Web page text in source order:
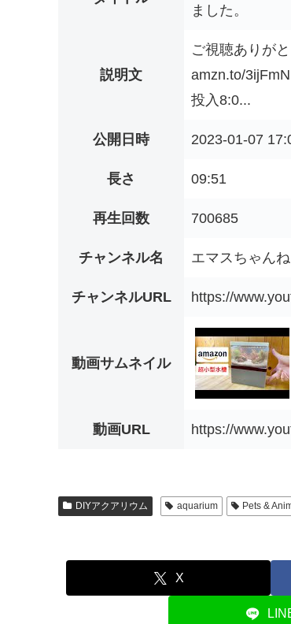
ました。
説明文
ご視聴ありが
amzn.to/
投入8:0...
公開日時 2023-01-07
長さ 09:51
再生回数 700685
チャンネル名 エマスちゃん
チャンネルURL https://
動画サムネイル
動画URL https://
DIYアクアリウム aquarium Pets &
X